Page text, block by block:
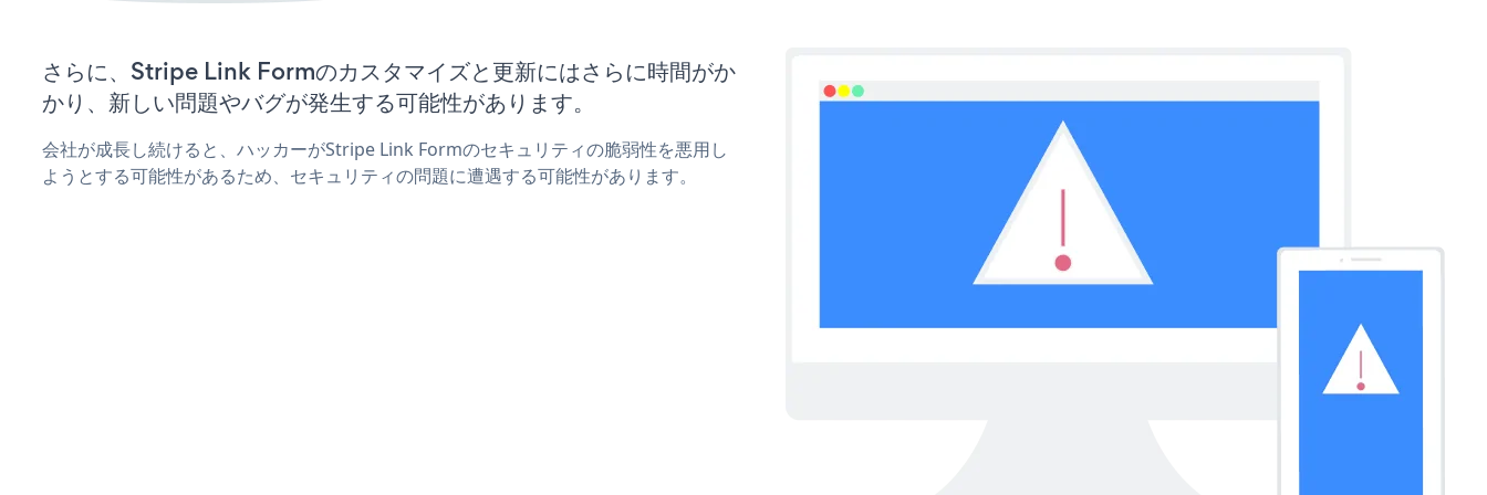
さらに、Stripe Link Formのカスタマイズと更新にはさらに時間がか
かり、新しい問題やバグが発生する可能性があります。
会社が成長し続けると、ハッカーがStripe Link Formのセキュリティの脆弱性を悪用し
ようとする可能性があるため、セキュリティの問題に遭遇する可能性があります。